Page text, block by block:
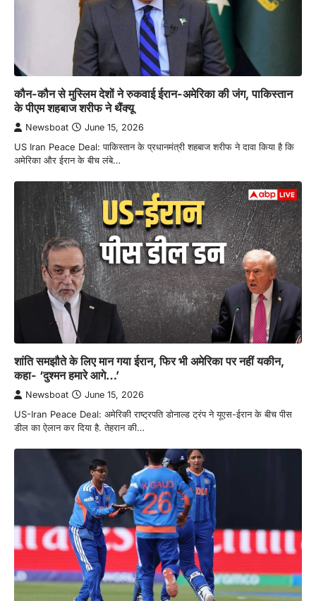
कौन-कौन से मुस्लिम देशों ने रुकवाई ईरान-अमेरिका की जंग, पाकिस्तान
के पीएम शहबाज शरीफ ने थैंक्यू
Newsboat June 15, 2026
US Iran Peace Deal: पाकिस्तान के प्रधानमंत्री शहबाज शरीफ ने दावा किया है कि
अमेरिका और ईरान के बीच लंबे…
शांति समझौते के लिए मान गया ईरान, फिर भी अमेरिका पर नहीं यकीन,
कहा- ‘दुश्मन हमारे आगे…’
Newsboat June 15, 2026
US-Iran Peace Deal: अमेरिकी राष्ट्रपति डोनाल्ड ट्रंप ने यूएस-ईरान के बीच पीस
डील का ऐलान कर दिया है. तेहरान की…